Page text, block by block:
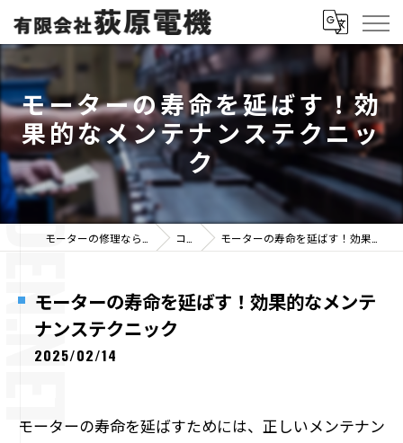
モーターの寿命を延ばす！効
果的なメンテナンステクニッ
ク
コラム モーターの寿命を延ばす！効果的なメンテナンステクニック
モーターの寿命を延ばす！効果的なメンテ
ナンステクニック
2025/02/14
モーターの寿命を延ばすためには、正しいメンテナン